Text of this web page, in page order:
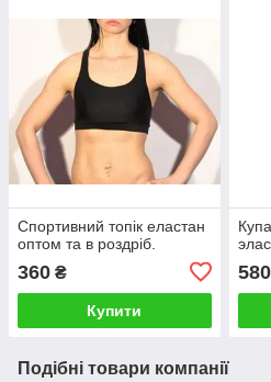
Спортивний топік еластан
оптом та в роздріб.
360 ₴
Купити
580
Подібні товари компанії